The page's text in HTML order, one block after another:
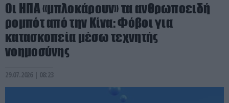
Οι ΗΠΑ «μπλοκάρουν» τα ανθρωποειδή
ρομπότ από την Κίνα: Φόβοι για
κατασκοπεία μέσω τεχνητής
νοημοσύνης
29.07.2026 | 08:23